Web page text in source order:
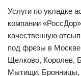
Услуги по укладке
компании
качественную
под фрезы в
Щелково, Королев,
Мытищи, Бронницы,